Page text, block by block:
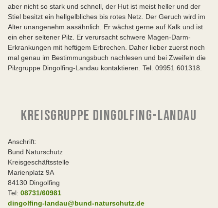
aber nicht so stark und schnell, der Hut ist meist heller und der
Stiel besitzt ein hellgelbliches bis rotes Netz. Der Geruch wird im
Alter unangenehm aasähnlich. Er wächst gerne auf Kalk und ist
ein eher seltener Pilz. Er verursacht schwere Magen-Darm-
Erkrankungen mit heftigem Erbrechen. Daher lieber zuerst noch
mal genau im Bestimmungsbuch nachlesen und bei Zweifeln die
Pilzgruppe Dingolfing-Landau kontaktieren. Tel. 09951 601318.
KREISGRUPPE DINGOLFING-LANDAU
Anschrift:
Bund Naturschutz
Kreisgeschäftsstelle
Marienplatz 9A
84130 Dingolfing
Tel: 08731/60981
dingolfing-landau@bund-naturschutz.de